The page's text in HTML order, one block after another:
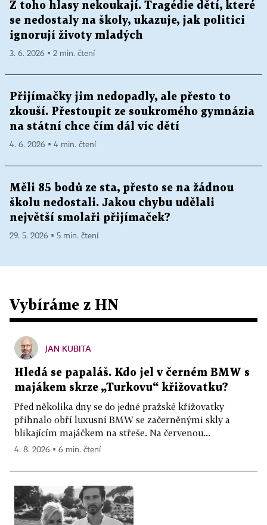
Z toho hlasy nekoukají. Tragédie dětí, které
se nedostaly na školy, ukazuje, jak politici
ignorují životy mladých
3. 6. 2026 ▪ 2 min. čtení
Přijímačky jim nedopadly, ale přesto to
zkouší. Přestoupit ze soukromého gymnázia
na státní chce čím dál víc dětí
4. 6. 2026 ▪ 4 min. čtení
Měli 85 bodů ze sta, přesto se na žádnou
školu nedostali. Jakou chybu udělali
největší smolaři přijímaček?
29. 5. 2026 ▪ 5 min. čtení
Vybíráme z HN
JAN KUBITA
Hledá se papaláš. Kdo jel v černém BMW s
majákem skrze „Turkovu“ křižovatku?
Před několika dny se do jedné pražské křižovatky
přihnalo obří luxusní BMW se začerněnými skly a
blikajícím majáčkem na střeše. Na červenou...
4. 8. 2026 ▪ 6 min. čtení